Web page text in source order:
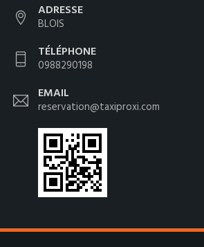
ADRESSE
BLOIS
TÉLÉPHONE
0988290198
EMAIL
reservation@taxiproxi.com